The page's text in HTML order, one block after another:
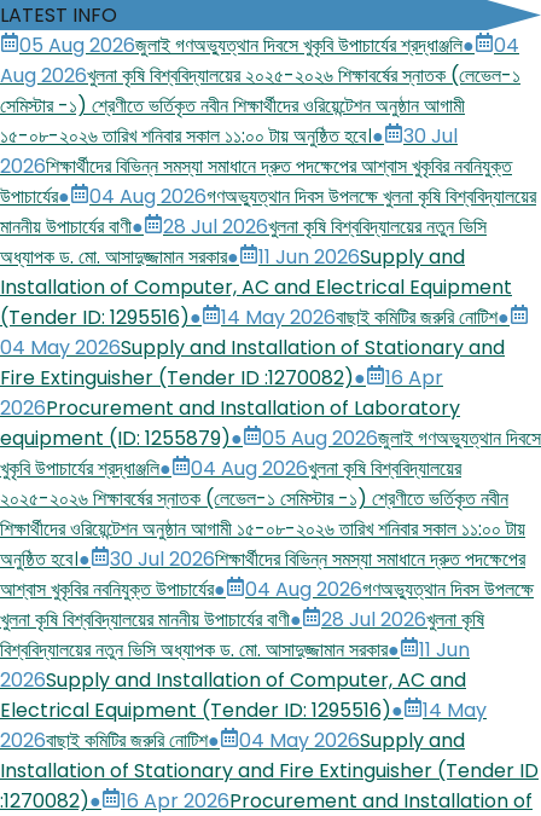
LATEST INFO
05 Aug 2026জুলাই গণঅভ্যুত্থান দিবসে খুকৃবি উপাচার্যের শ্রদ্ধাঞ্জলি●
04
Aug 2026খুলনা কৃষি বিশ্ববিদ্যালয়ের ২০২৫-২০২৬ শিক্ষাবর্ষের স্নাতক (লেভেল-১
সেমিস্টার -১) শ্রেণীতে ভর্তিকৃত নবীন শিক্ষার্থীদের ওরিয়েন্টেশন অনুষ্ঠান আগামী
১৫-০৮-২০২৬ তারিখ শনিবার সকাল ১১:০০ টায় অনুষ্ঠিত হবে।●
30 Jul
2026শিক্ষার্থীদের বিভিন্ন সমস্যা সমাধানে দ্রুত পদক্ষেপের আশ্বাস খুকৃবির নবনিযুক্ত
উপাচার্যের● 04 Aug 2026গণঅভ্যুত্থান দিবস উপলক্ষে খুলনা কৃষি বিশ্ববিদ্যালয়ের
মাননীয় উপাচার্যের বাণী● 28 Jul 2026খুলনা কৃষি বিশ্ববিদ্যালয়ের নতুন ভিসি
অধ্যাপক ড. মো. আসাদুজ্জামান সরকার● 11 Jun 2026Supply and
Installation of Computer, AC and Electrical Equipment
(Tender ID: 1295516)● 14 May 2026বাছাই কমিটির জরুরি নোটিশ●
04 May 2026Supply and Installation of Stationary and
Fire Extinguisher (Tender ID :1270082)●
16 Apr
2026Procurement and Installation of Laboratory
equipment (ID: 1255879)● 05 Aug 2026জুলাই গণঅভ্যুত্থান দিবসে
খুকৃবি উপাচার্যের শ্রদ্ধাঞ্জলি● 04 Aug 2026খুলনা কৃষি বিশ্ববিদ্যালয়ের
২০২৫-২০২৬ শিক্ষাবর্ষের স্নাতক (লেভেল-১ সেমিস্টার -১) শ্রেণীতে ভর্তিকৃত নবীন
শিক্ষার্থীদের ওরিয়েন্টেশন অনুষ্ঠান আগামী ১৫-০৮-২০২৬ তারিখ শনিবার সকাল ১১:০০ টায়
অনুষ্ঠিত হবে।● 30 Jul 2026শিক্ষার্থীদের বিভিন্ন সমস্যা সমাধানে দ্রুত পদক্ষেপের
আশ্বাস খুকৃবির নবনিযুক্ত উপাচার্যের● 04 Aug 2026গণঅভ্যুত্থান দিবস উপলক্ষে
খুলনা কৃষি বিশ্ববিদ্যালয়ের মাননীয় উপাচার্যের বাণী● 28 Jul 2026খুলনা কৃষি
বিশ্ববিদ্যালয়ের নতুন ভিসি অধ্যাপক ড. মো. আসাদুজ্জামান সরকার●
11 Jun
2026Supply and Installation of Computer, AC and
Electrical Equipment (Tender ID: 1295516)●
14 May
2026বাছাই কমিটির জরুরি নোটিশ● 04 May 2026Supply and
Installation of Stationary and Fire Extinguisher (Tender ID
:1270082)● 16 Apr 2026Procurement and Installation of